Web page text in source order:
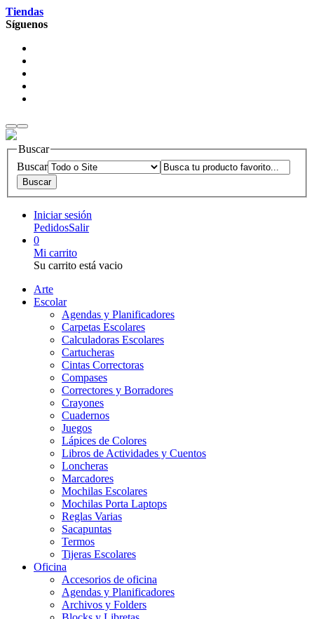
Tiendas
Síguenos
Buscar
Buscar
Iniciar sesión
PedidosSalir
0
Mi carrito
Su carrito está vacio
Arte
Escolar
Agendas y Planificadores
Carpetas Escolares
Calculadoras Escolares
Cartucheras
Cintas Correctoras
Compases
Correctores y Borradores
Crayones
Cuadernos
Juegos
Lápices de Colores
Libros de Actividades y Cuentos
Loncheras
Marcadores
Mochilas Escolares
Mochilas Porta Laptops
Reglas Varias
Sacapuntas
Termos
Tijeras Escolares
Oficina
Accesorios de oficina
Agendas y Planificadores
Archivos y Folders